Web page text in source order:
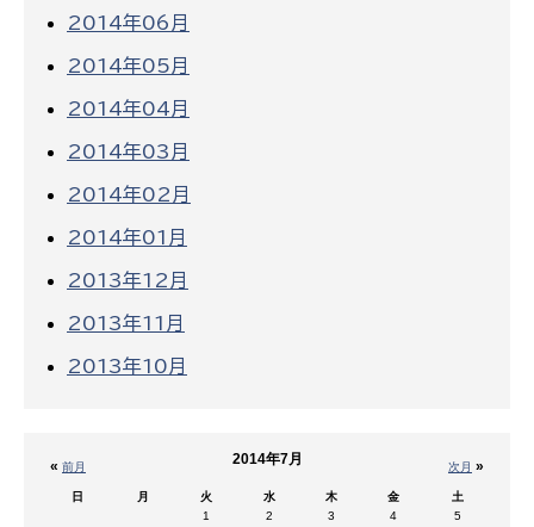
2014年06月
2014年05月
2014年04月
2014年03月
2014年02月
2014年01月
2013年12月
2013年11月
2013年10月
« 前月 次月 »
2014年7月
日 月 火 水 木 金
土
1
2 3 4
5